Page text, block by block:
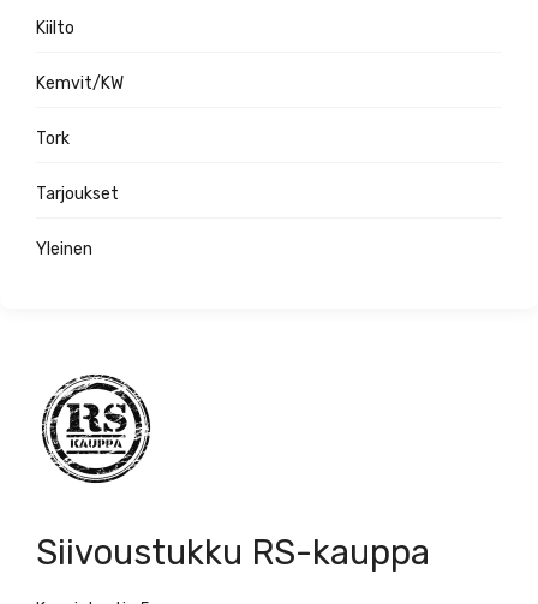
Kiilto
Kemvit/KW
Tork
Tarjoukset
Yleinen
Siivoustukku RS-kauppa